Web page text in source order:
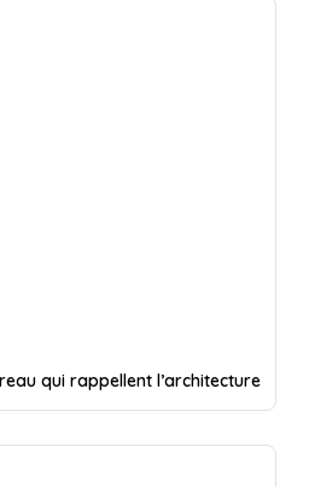
qui rappellent l’architecture